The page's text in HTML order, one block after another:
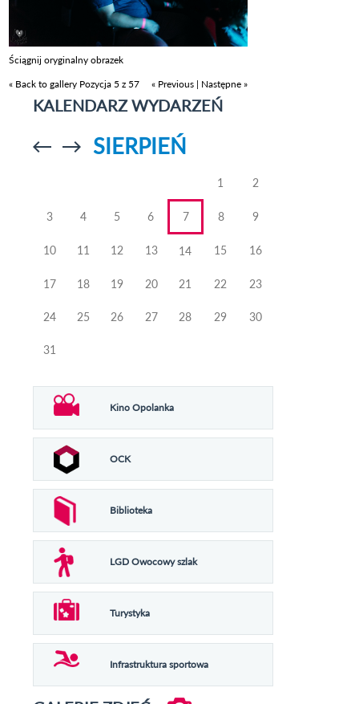
Ściągnij oryginalny obrazek
« Back to gallery Pozycja 5 z 57 « Previous | Następne »
KALENDARZ WYDARZEŃ
Przejdź doPrzejdź do
SIERPIEŃ
1 2
3 4 5 6 7 8 9
10 11 12 13 14 15 16
17 18 19 20 21 22 23
24 25 26 27 28 29 30
31
Kino Opolanka
OCK
Biblioteka
LGD Owocowy szlak
Turystyka
Infrastruktura sportowa